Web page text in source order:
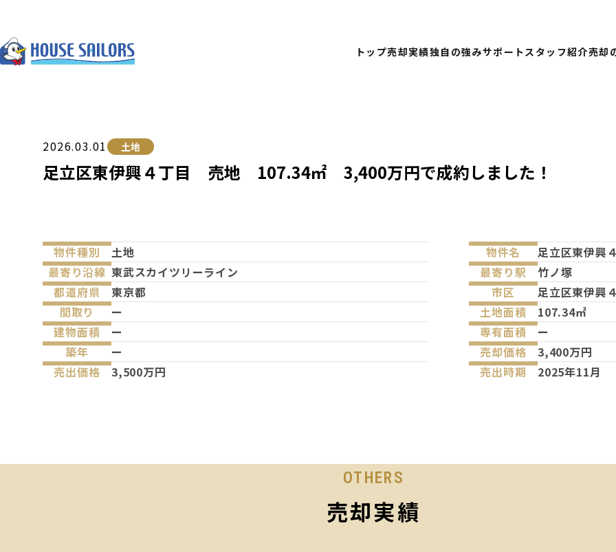
トップ売却実績独自の強みサポートスタッフ紹介売却
足立区東伊興４丁目 売地 107.34㎡ 3,400万円で成約しました！
2026.03.01 土地
物件種別 土地 物件名
足立区東伊興
最寄り沿線 東武スカイツリーライン 最寄り駅
竹ノ塚
都道府県
東京都 市区
足立区東伊興
間取り
ー 土地面積
107.34㎡
建物面積
ー 専有面積
ー
築年
ー 売却価格
3,400万円
売出価格
3,500万円 売出時期 2025年11月
OTHERS
売却実績